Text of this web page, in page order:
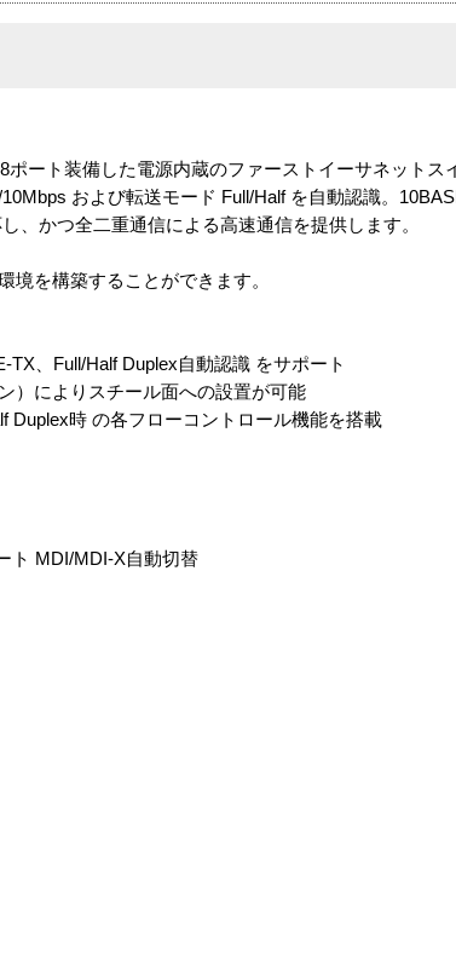
ート装備した電源内蔵のファーストイーサネットス
および転送モード Full/Half を自動認識。
、かつ全二重通信による高速通信を提供します。
境を構築することができます。
、Full/Half Duplex自動認識 をサポート
）によりスチール面への設置が可能
Duplex時 の各フローコントロール機能を搭載
ト MDI/MDI-X自動切替